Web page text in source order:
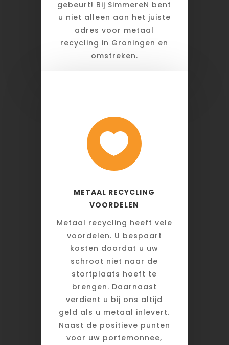
gebeurt! Bij SimmereN bent
u niet alleen aan het juiste
adres voor metaal
recycling in Groningen en
omstreken.

METAAL RECYCLING
VOORDELEN
Metaal recycling heeft vele
voordelen. U bespaart
kosten doordat u uw
schroot niet naar de
stortplaats hoeft te
brengen. Daarnaast
verdient u bij ons altijd
geld als u metaal inlevert.
Naast de positieve punten
voor uw portemonnee,